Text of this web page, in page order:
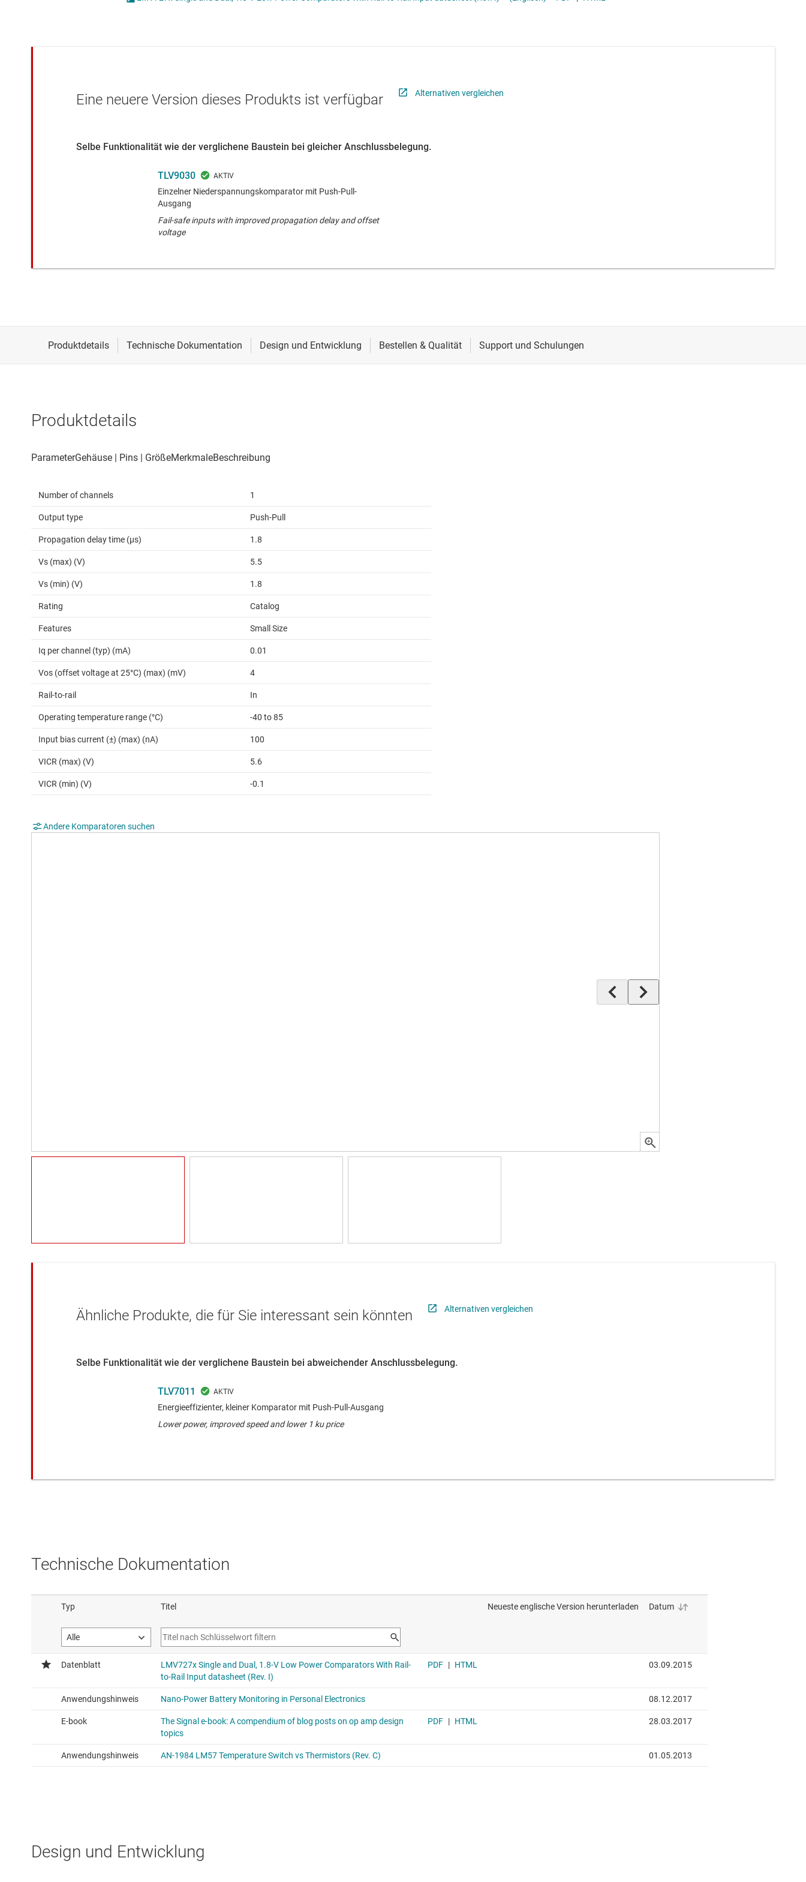
Drahtlose Konnektivität Schnittstelle
Strommessverstärker
Eine neuere Version dieses Produkts ist verfügbar Alternativen vergleichen
Selbe Funktionalität wie der verglichene Baustein bei gleicher Anschlussbelegung.
TLV9030
Einzelner Niederspannungskomparator mit Push-Pull-
Ausgang
Fail-safe inputs with improved propagation delay and offset
voltage
Produktdetails
Number of channels 1
Output type Push-Pull
Propagation delay time (µs) 1.8
Vs (max) (V) 5.5
Vs (min) (V) 1.8
Rating Catalog
Features Small Size
Iq per channel (typ) (mA) 0.01
Vos (offset voltage at 25°C) (max) (mV) 4
Rail-to-rail In
Operating temperature range (°C) -40 to 85
Input bias current (±) (max) (nA) 100
VICR (max) (V) 5.6
VICR (min) (V) -0.1
Andere Komparatoren suchen
Ähnliche Produkte, die für Sie interessant sein könnten Alternativen vergleichen
Selbe Funktionalität wie der verglichene Baustein bei abweichender Anschlussbelegung.
TLV7011
Energieeffizienter, kleiner Komparator mit Push-Pull-Ausgang
Lower power, improved speed and lower 1 ku price
Technische Dokumentation
Design und Entwicklung